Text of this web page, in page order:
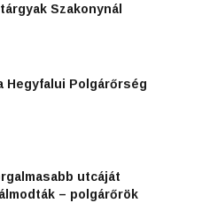
Szakonynál
Hegyfalui Polgárőrség
utcáját
– polgárőrök